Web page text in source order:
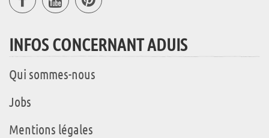
INFOS CONCERNANT ADUIS
Qui sommes-nous
Jobs
Mentions légales